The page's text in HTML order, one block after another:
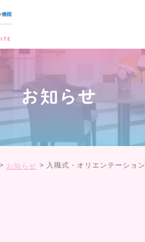
お知らせ
お知らせ 入職式・オリエンテーション